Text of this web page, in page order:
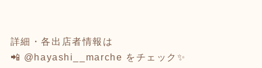
詳細・各出店者情報は
📲 @hayashi__marche をチェック✨